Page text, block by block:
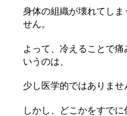
身体の組織が壊れてしま
せん。
よって、冷えることで痛
いうのは、
少し医学的ではありませ
しかし、どこかをすで